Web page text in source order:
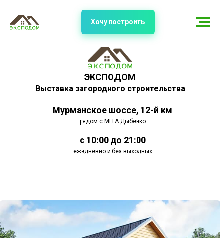
ЭКСПОДОМ
Выставка загородного строительства
Мурманское шоссе, 12-й км
рядом с МЕГА Дыбенко
с 10:00 до 21:00
ежедневно и без выходных
Хочу построить